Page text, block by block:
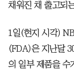
채워진 채 출고되
1일(현지 시각)
(FDA)은 지난달
의 일부 제품을 수